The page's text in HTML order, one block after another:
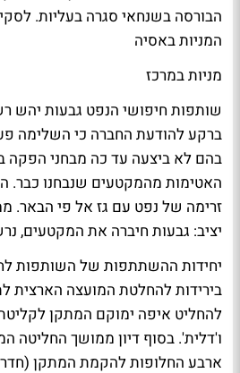
הבורסה בשנחאי סגרה בעליות.
המניות באסיה
מניות במרכז
שותפות חיפושי הנפט גבעות יהש
ברקע להודעת החברה כי השלימה
האטימות מהמקטעים שנבחנו כבר.
זרימה של נפט עם גז אל פי הבאר.
יציב: גבעות חיברה את המקטעים,
יחידות ההשתתפות של השותפות
בירידות להחלטת המועצה הארצית
להחליט איפה ימוקם המתקן
ו'דלית'. בסוף דיון ממושך החליטה
ארבע החלופות להקמת המתקן